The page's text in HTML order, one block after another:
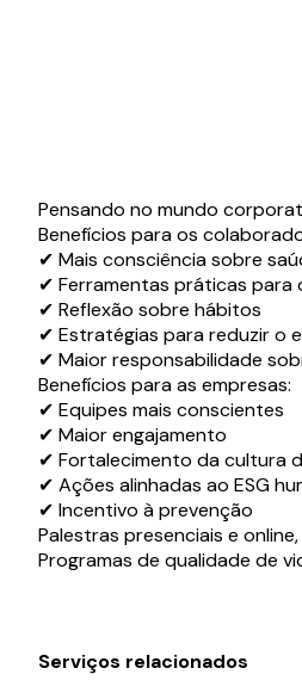
Pensando no mundo
Benefícios para os
✔ Mais consciência sobre
✔ Ferramentas práticas para
✔ Reflexão sobre hábitos
✔ Estratégias para reduzir o
✔ Maior responsabilidade
Benefícios para as empresas:
✔ Equipes mais conscientes
✔ Maior engajamento
✔ Fortalecimento da cultura
✔ Ações alinhadas ao ESG
✔ Incentivo à prevenção
Palestras presenciais e
Programas de qualidade de
Serviços relacionados